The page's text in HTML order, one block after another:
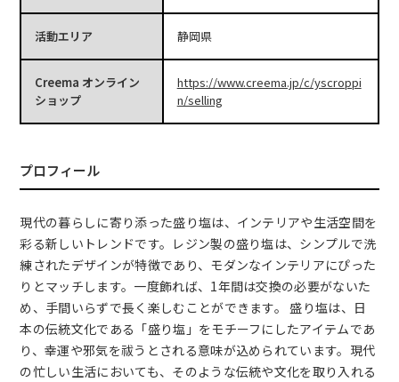
活動エリア 静岡県
Creema オンライン
ショップ
https://www.creema.jp/c/yscroppi
n/selling
プロフィール
現代の暮らしに寄り添った盛り塩は、インテリアや生活空間を
彩る新しいトレンドです。レジン製の盛り塩は、シンプルで洗
練されたデザインが特徴であり、モダンなインテリアにぴった
りとマッチします。一度飾れば、1年間は交換の必要がないた
め、手間いらずで長く楽しむことができます。 盛り塩は、日
本の伝統文化である「盛り塩」をモチーフにしたアイテムであ
り、幸運や邪気を祓うとされる意味が込められています。現代
の忙しい生活においても、そのような伝統や文化を取り入れる